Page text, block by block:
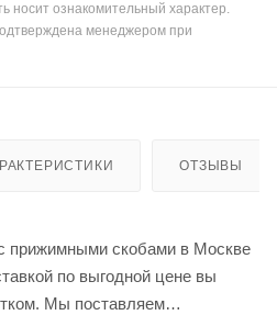
носит ознакомительный характер.
менеджером при
ОТЗЫВЫ
прижимными скобами в Москве
по выгодной цене вы
Мы поставляем